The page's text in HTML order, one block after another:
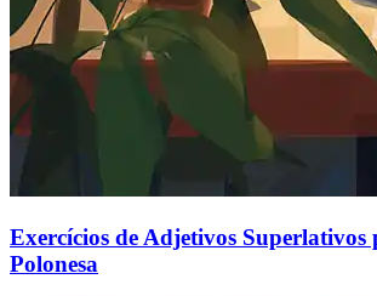
Exercícios de Adjetivos
Polonesa